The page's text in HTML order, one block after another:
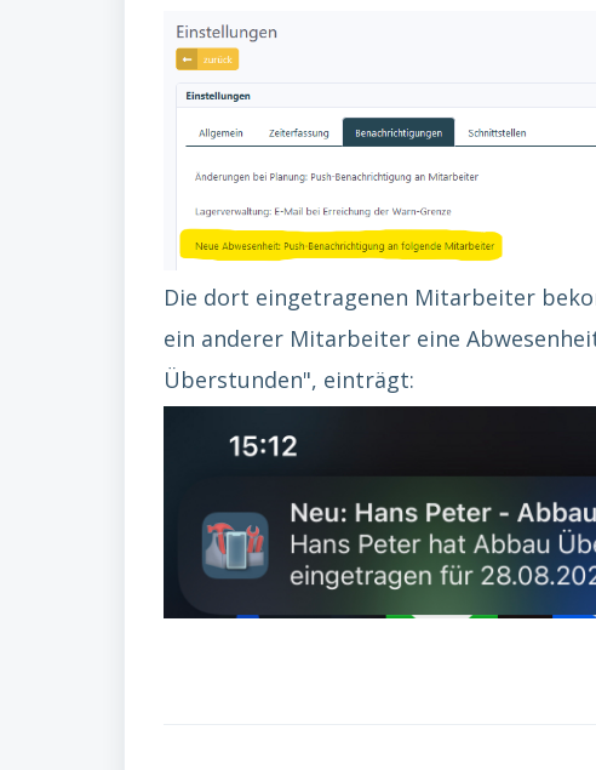
Die dort eingetragenen Mitarbeiter
ein anderer Mitarbeiter eine
Überstunden", einträgt: